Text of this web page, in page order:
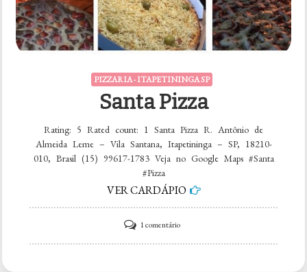
PIZZARIA - ITAPETININGA SP
Santa Pizza
Rating: 5 Rated count: 1 Santa Pizza R. Antônio de
Almeida Leme – Vila Santana, Itapetininga – SP, 18210-
010, Brasil (15) 99617-1783 Veja no Google Maps #Santa
#Pizza
VER CARDÁPIO
1 comentárioem
Santa